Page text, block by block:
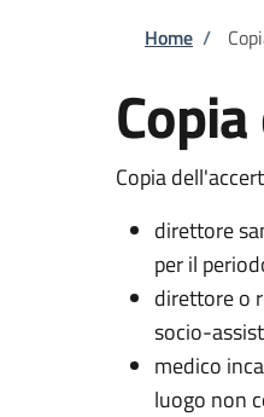
Home /
Copia
direttore
per il
direttore o
socio-
medico
luogo non